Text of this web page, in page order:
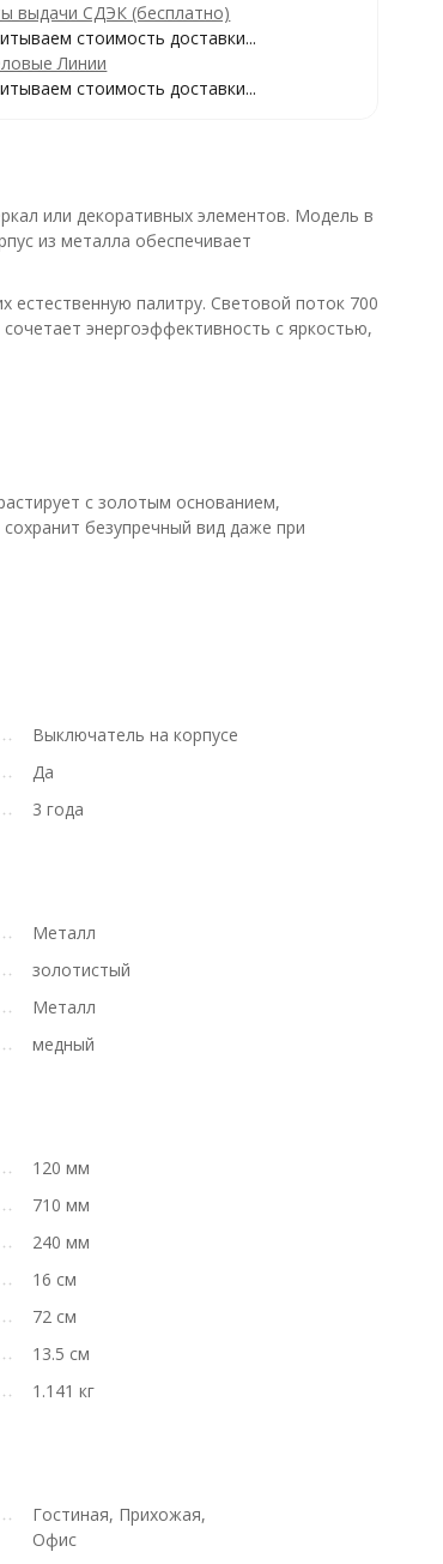
выдачи СДЭК (бесплатно)
стоимость доставки...
Линии
стоимость доставки...
или декоративных элементов. Модель в
из металла обеспечивает
естественную палитру. Световой поток 700
энергоэффективность с яркостью,
с золотым основанием,
безупречный вид даже при
Выключатель на корпусе
Да
3 года
Металл
золотистый
Металл
медный
120 мм
710 мм
240 мм
16 см
72 см
13.5 см
1.141 кг
Гостиная, Прихожая,
Офис